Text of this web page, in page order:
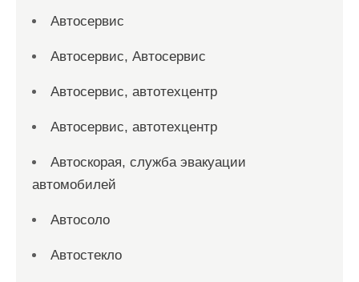
Автосервис
Автосервис, Автосервис
Автосервис, автотехцентр
Автосервис, автотехцентр
Автоскорая, служба эвакуации
автомобилей
Автосоло
Автостекло